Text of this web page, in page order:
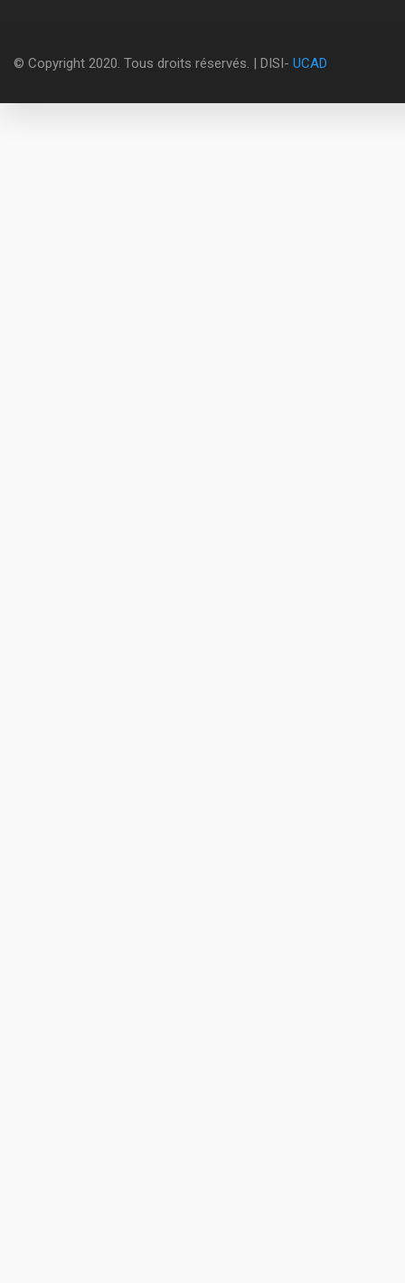
© Copyright 2020. Tous droits réservés. | DISI- UCAD